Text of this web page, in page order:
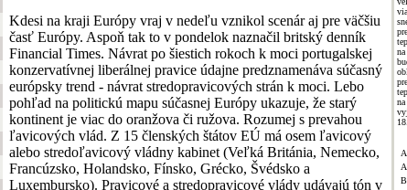
Kdesi na kraji Európy vraj v nedeľu vznikol scenár aj pre väčšiu
časť Európy. Aspoň tak to v pondelok naznačil britský denník
Financial Times. Návrat po šiestich rokoch k moci portugalskej
konzervatívnej liberálnej pravice údajne predznamenáva súčasný
európsky trend - návrat stredopravicových strán k moci. Lebo
pohľad na politickú mapu súčasnej Európy ukazuje, že starý
kontinent je viac do oranžova či ružova. Rozumej s prevahou
ľavicových vlád. Z 15 členských štátov EÚ má osem ľavicový
alebo stredoľavicový vládny kabinet (Veľká Británia, Nemecko,
Francúzsko, Holandsko, Fínsko, Grécko, Švédsko a
Luxembursko). Pravicové a stredopravicové vlády udávajú tón v